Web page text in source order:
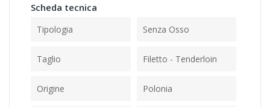
Scheda tecnica
Tipologia Senza Osso
Taglio Filetto - Tenderloin
Origine Polonia